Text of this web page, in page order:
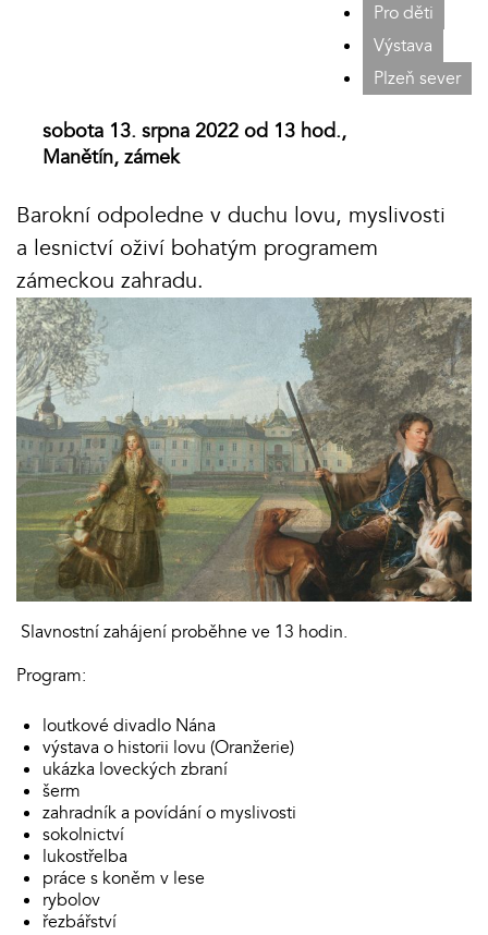
Pro děti
Výstava
Plzeň sever
sobota 13. srpna 2022 od 13 hod.,
Manětín, zámek
Barokní odpoledne v duchu lovu, myslivosti
a lesnictví oživí bohatým programem
zámeckou zahradu.
Slavnostní zahájení proběhne ve 13 hodin.
Program:
loutkové divadlo Nána
výstava o historii lovu (Oranžerie)
ukázka loveckých zbraní
šerm
zahradník a povídání o myslivosti
sokolnictví
lukostřelba
práce s koněm v lese
rybolov
řezbářství